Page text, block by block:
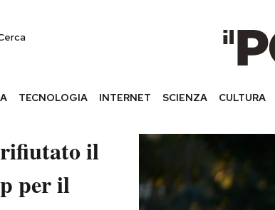
TECNOLOGIA INTERNET SCIENZA CULTURA
il
per il